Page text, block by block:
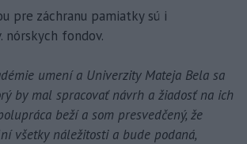
pre záchranu pamiatky sú i
nórskych fondov.
umení a Univerzity Mateja Bela sa
by mal spracovať návrh a žiadosť na ich
beží a som presvedčený, že
všetky náležitosti a bude podaná,